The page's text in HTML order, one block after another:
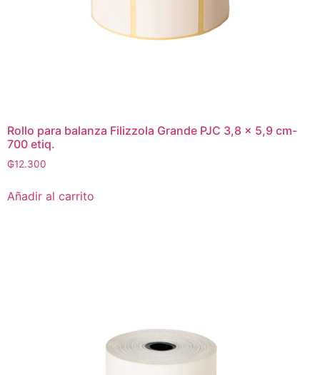
Rollo para balanza Filizzola Grande PJC 3,8 x 5,9 cm-
700 etiq.
₲12.300
Añadir al carrito